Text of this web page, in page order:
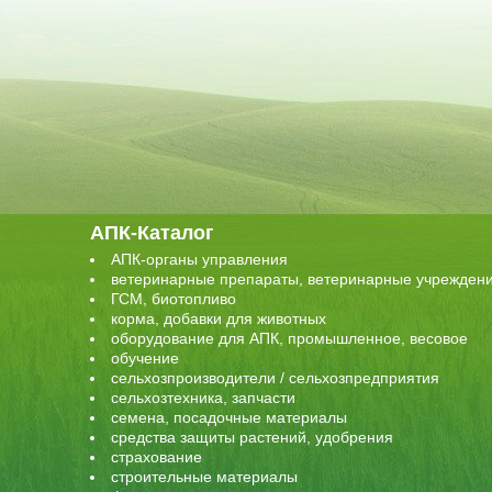
АПК-Каталог
АПК-органы управления
ветеринарные препараты, ветеринарные
ГСМ, биотопливо
корма, добавки для животных
оборудование для АПК, промышленное, весовое
обучение
сельхозпроизводители / сельхозпредприятия
сельхозтехника, запчасти
семена, посадочные материалы
средства защиты растений, удобрения
страхование
строительные материалы